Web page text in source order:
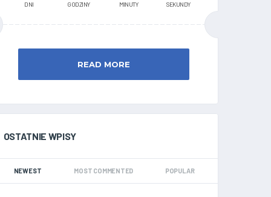
DNI GODZINY MINUTY SEKUNDY
READ MORE
OSTATNIE WPISY
NEWEST MOST COMMENTED POPULAR